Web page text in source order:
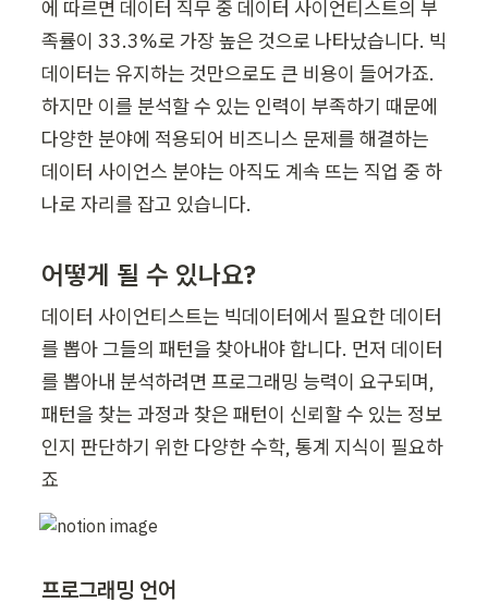
에 따르면 데이터 직무 중 데이터 사이언티스트의 부
족률이 33.3%로 가장 높은 것으로 나타났습니다. 빅
데이터는 유지하는 것만으로도 큰 비용이 들어가죠.
하지만 이를 분석할 수 있는 인력이 부족하기 때문에
다양한 분야에 적용되어 비즈니스 문제를 해결하는
데이터 사이언스 분야는 아직도 계속 뜨는 직업 중 하
나로 자리를 잡고 있습니다.
어떻게 될 수 있나요?
데이터 사이언티스트는 빅데이터에서 필요한 데이터
를 뽑아 그들의 패턴을 찾아내야 합니다. 먼저 데이터
를 뽑아내 분석하려면 프로그래밍 능력이 요구되며,
패턴을 찾는 과정과 찾은 패턴이 신뢰할 수 있는 정보
인지 판단하기 위한 다양한 수학, 통계 지식이 필요하
죠
프로그래밍 언어